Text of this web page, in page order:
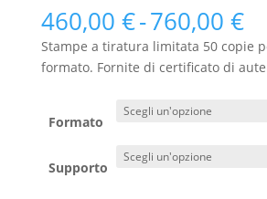
460,00 €-760,00 €
di
Stampe a tiratura limitata 50 copie
formato. Fornite di certificato di
Formato
Supporto